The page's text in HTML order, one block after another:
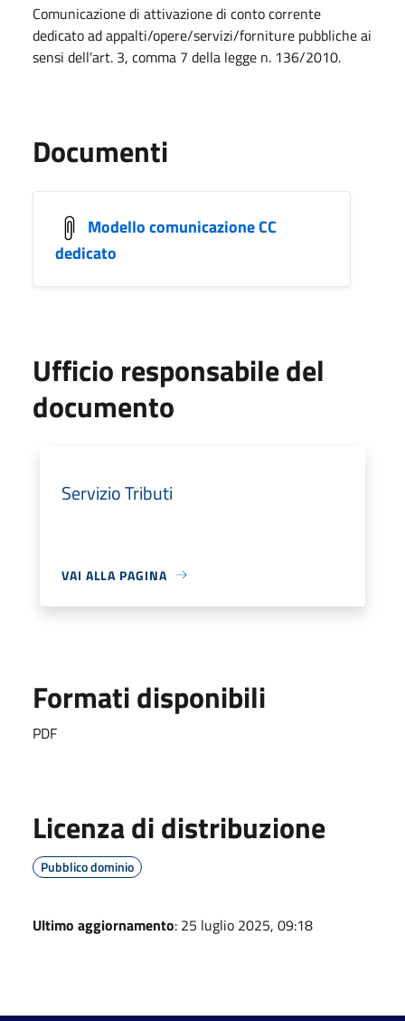
Comunicazione di attivazione di conto corrente
dedicato ad appalti/opere/servizi/forniture pubbliche ai
sensi dell'art. 3, comma 7 della legge n. 136/2010.
Documenti
Modello comunicazione CC
dedicato
Ufficio responsabile del
documento
Servizio Tributi
VAI ALLA PAGINA
Formati disponibili
PDF
Licenza di distribuzione
Pubblico dominio
Ultimo aggiornamento: 25 luglio 2025, 09:18